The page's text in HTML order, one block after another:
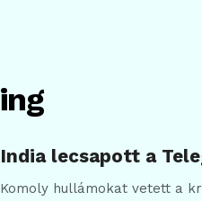
India lecsapott a
Komoly hullámokat vetett a